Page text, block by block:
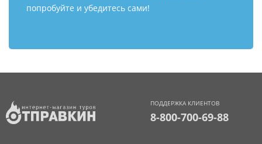
попробуйте и убедитесь сами!
ПОДДЕРЖКА КЛИЕНТОВ
8-800-700-69-88